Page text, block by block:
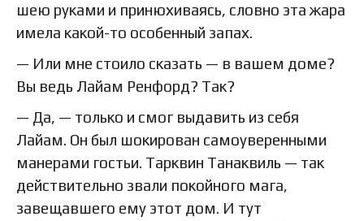
шею руками и принюхиваясь, словно эта жара
имела какой-то особенный запах.
— Или мне стоило сказать — в вашем доме?
Вы ведь Лайам Ренфорд? Так?
— Да, — только и смог выдавить из себя
Лайам. Он был шокирован самоуверенными
манерами гостьи. Тарквин Танаквиль — так
действительно звали покойного мага,
завещавшего ему этот дом. И тут